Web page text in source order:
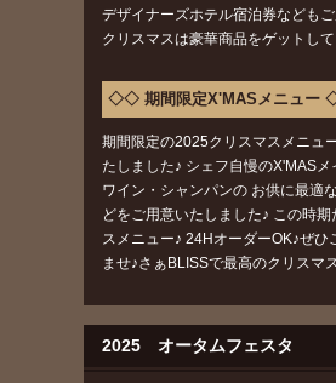
デザイナーズホテル宿泊券なども
クリスマスは豪華商品をゲットし
◇◇ 期間限定X'MASメニュー
期間限定の2025クリスマスメニュ
たしました♪ シェフ自慢のX'MAS
ワイン・シャンパンの お供に最適
どをご用意いたしました♪ この時
スメニュー♪ 24HオーダーOK♪ぜひ
ませ♪さぁBLISSで最高のクリスマス
2025 オータムフェスタ